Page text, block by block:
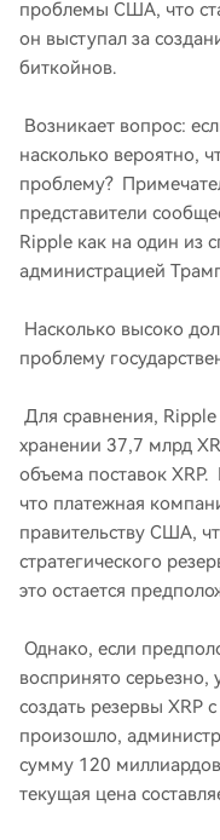
проблемы США, что
он выступал за
биткойнов.
Возникает вопрос:
насколько вероятно,
проблему?
представители
Ripple как на один из
администрацией
Насколько высоко
проблему
Для сравнения,
хранении 37,7 млрд
объема поставок
что платежная
правительству США,
стратегического
это остается
Однако, если
воспринято серьезно,
создать резервы XRP
произошло,
сумму 120
текущая цена